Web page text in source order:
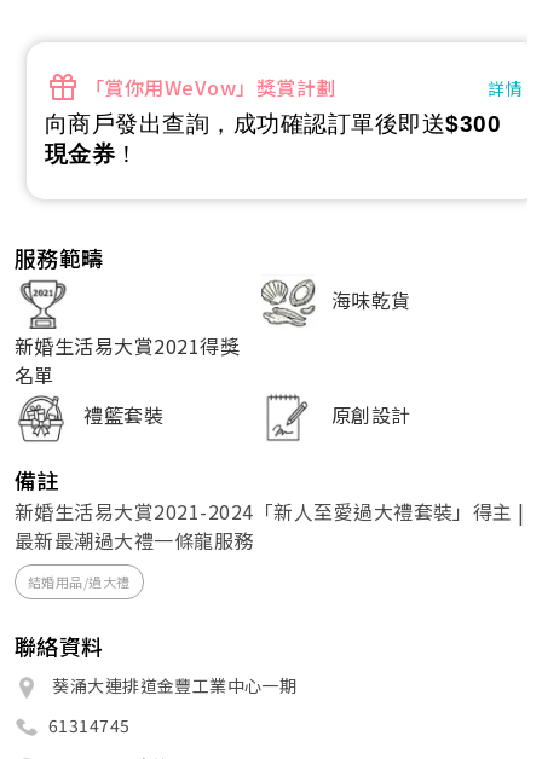
「賞你用WeVow」獎賞計劃 詳情
向商戶發出查詢，成功確認訂單後即送$300
現金券 ！
服務範疇
新婚生活易大賞2021得獎
名單
海味乾貨
禮籃套裝 原創設計
備註
新婚生活易大賞2021-2024「新人至愛過大禮套裝」得主 |
最新最潮過大禮一條龍服務
結婚用品/過大禮
聯絡資料
葵涌大連排道金豐工業中心一期
61314745